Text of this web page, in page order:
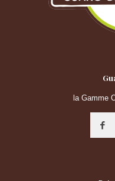
la Gamme